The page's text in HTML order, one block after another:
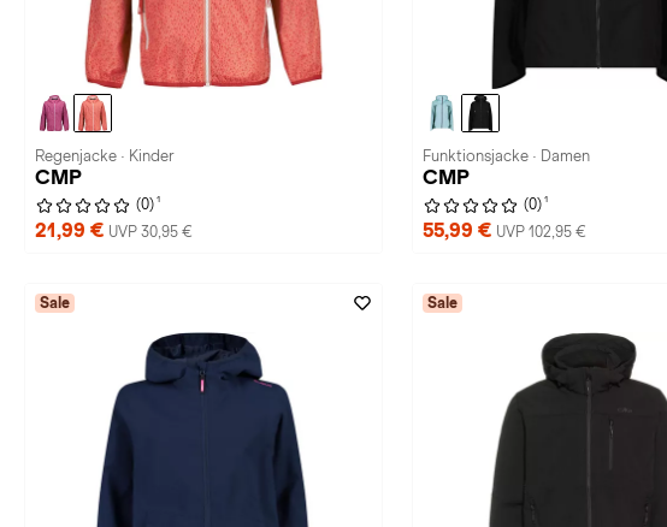
Regenjacke · Kinder
CMP
(0) 1
21,99 € UVP 30,95 €
Funktionsjacke · Damen
CMP
(0) 1
55,99 € UVP 102,95 €
Sale Sale